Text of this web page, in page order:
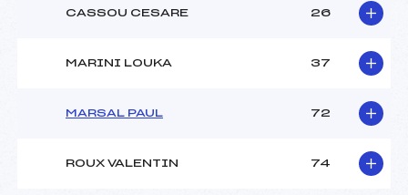
CASSOU CESARE 26
MARINI LOUKA 37
MARSAL PAUL 72
ROUX VALENTIN 74